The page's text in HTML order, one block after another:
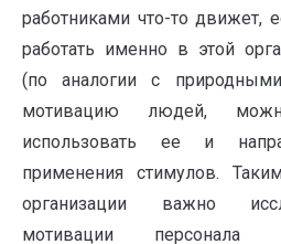
работниками что-то движет,
работать именно в этой
(по аналогии с
мотивацию людей,
использовать ее и
применения стимулов.
организации важно
мотивации персонала